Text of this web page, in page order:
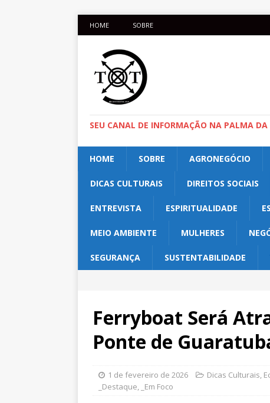
HOME SOBRE
SEU CANAL DE INFORMAÇÃO NA PALMA
HOME SOBRE AGRONEGÓCIO
DICAS CULTURAIS DIREITOS SOCIAIS
ENTREVISTA ESPIRITUALIDADE
MEIO AMBIENTE MULHERES
SEGURANÇA SUSTENTABILIDADE
Ferryboat Será
Ponte de
1 de fevereiro de 2026 Dicas Culturais,
_Destaque, _Em Foco